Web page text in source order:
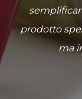
prodotto
ma